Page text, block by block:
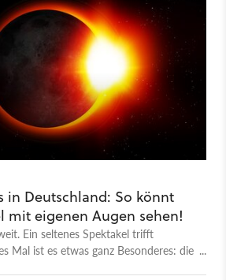
in Deutschland: So könnt
mit eigenen Augen sehen!
Ein seltenes Spektakel trifft
Mal ist es etwas ganz Besonderes: die